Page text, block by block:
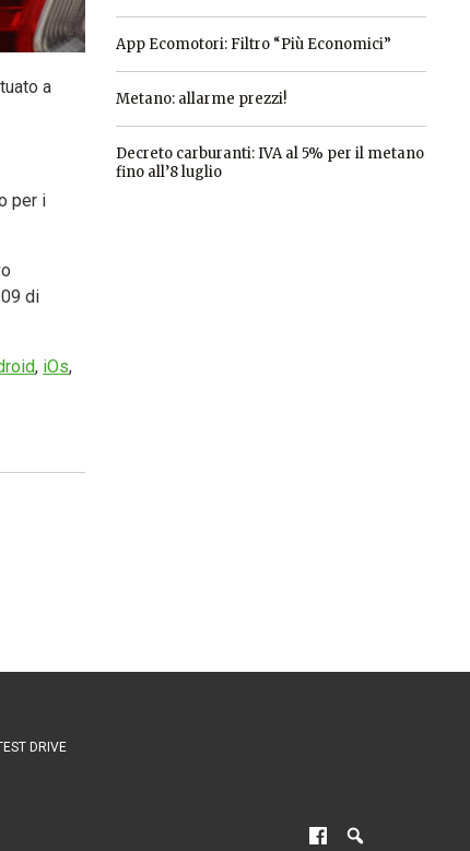
a
per i
di
, iOs,
App Ecomotori: Filtro “Più Economici”
Metano: allarme prezzi!
Decreto carburanti: IVA al 5% per il metano
fino all’8 luglio
DRIVE